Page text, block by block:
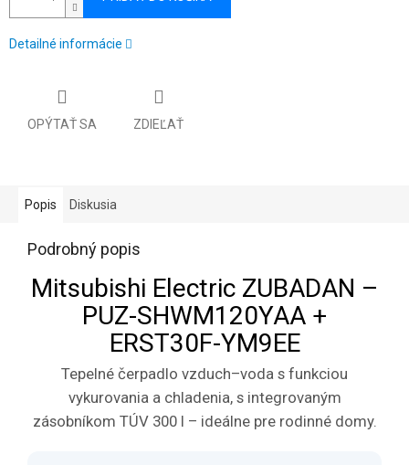
Detailné informácie
OPÝTAŤ SA ZDIEĽAŤ
Popis Diskusia
Podrobný popis
Mitsubishi Electric ZUBADAN –
PUZ-SHWM120YAA +
ERST30F-YM9EE
Tepelné čerpadlo vzduch–voda s funkciou
vykurovania a chladenia, s integrovaným
zásobníkom TÚV 300 l – ideálne pre rodinné domy.